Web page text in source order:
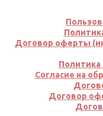
Договор оферты
Политика
Согласие на
Договор